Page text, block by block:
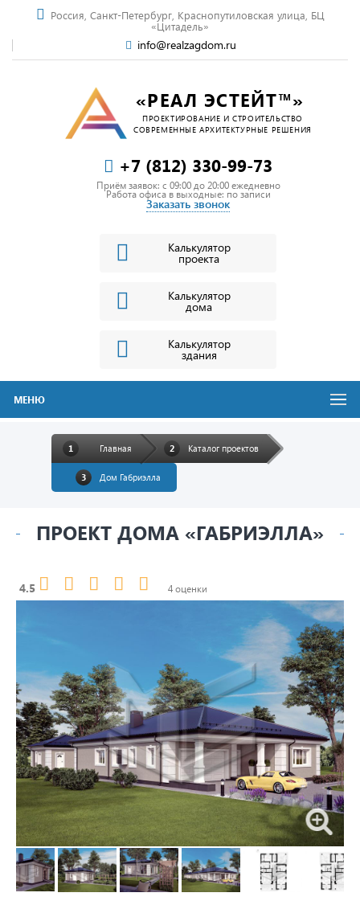
Россия, Санкт-Петербург, Краснопутиловская улица, БЦ
«Цитадель»
info@realzagdom.ru
«РЕАЛ ЭСТЕЙТ™»
ПРОЕКТИРОВАНИЕ И СТРОИТЕЛЬСТВО
СОВРЕМЕННЫЕ АРХИТЕКТУРНЫЕ РЕШЕНИЯ
+7 (812) 330-99-73
Приём заявок: c 09:00 до 20:00 ежедневно
Работа офиса в выходные: по записи
Заказать звонок
Калькулятор
проекта
Калькулятор
дома
Калькулятор
здания
МЕНЮ
Главная Каталог проектов
Дом Габриэлла
ПРОЕКТ ДОМА «ГАБРИЭЛЛА»
4.5 4 оценки